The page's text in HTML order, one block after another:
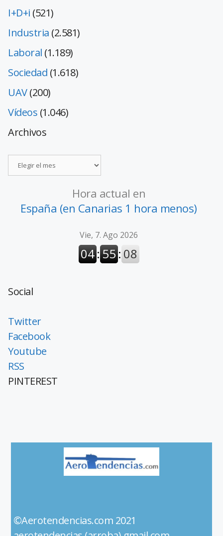
I+D+i (521)
Industria (2.581)
Laboral (1.189)
Sociedad (1.618)
UAV(200)
Vídeos (1.046)
Archivos
Hora actual en
España (en Canarias 1 hora menos)
Social
Twitter
Facebook
Youtube
RSS
PINTEREST
©Aerotendencias.com 2021